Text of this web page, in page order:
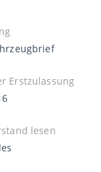
Erstzulassung
lesen